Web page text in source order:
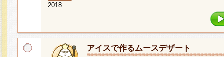
2018
アイスで作るムースデザート